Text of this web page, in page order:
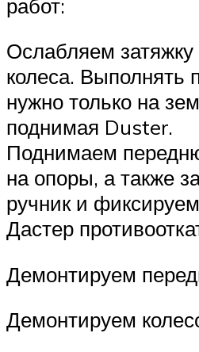
работ:
Ослабляем
колеса. Выполнять
нужно только на
поднимая Duster.
Поднимаем
на опоры, а также
ручник и
Дастер
Демонтируем
Демонтируем